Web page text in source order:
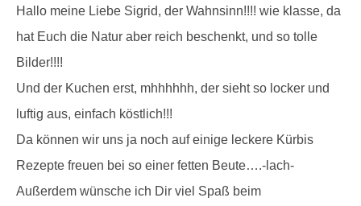
Hallo meine Liebe Sigrid, der Wahnsinn!!!! wie klasse, da
hat Euch die Natur aber reich beschenkt, und so tolle
Bilder!!!!
Und der Kuchen erst, mhhhhhh, der sieht so locker und
luftig aus, einfach köstlich!!!
Da können wir uns ja noch auf einige leckere Kürbis
Rezepte freuen bei so einer fetten Beute….-lach-
Außerdem wünsche ich Dir viel Spaß beim